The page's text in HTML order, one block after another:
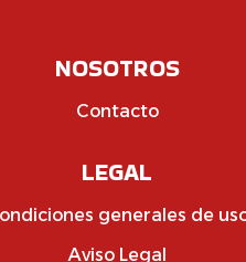
NOSOTROS
Contacto
LEGAL
generales de
Aviso Legal